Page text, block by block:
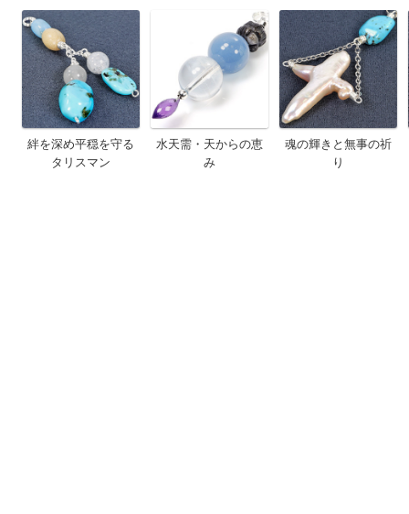
絆を深め平穏を守る
タリスマン
水天需・天からの恵
み
魂の輝きと無事の祈
り